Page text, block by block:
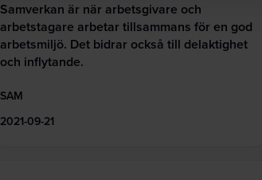
Samverkan är när arbetsgivare och
arbetstagare arbetar tillsammans för en god
arbetsmiljö. Det bidrar också till delaktighet
och inflytande.
SAM
2021-09-21